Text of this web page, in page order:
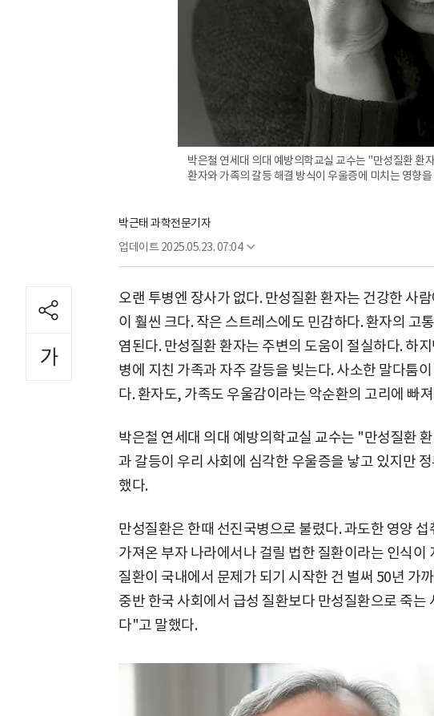
박은철 연세대 의대 예방의학교실 교수는 "만성질환 환
환자와 가족의 갈등 해결 방식이 우울증에 미치는 영향
박근태 과학전문기자
업데이트 2025.05.23. 07:04
오랜 투병엔 장사가 없다. 만성질환 환자는 건강한 사
이 훨씬 크다. 작은 스트레스에도 민감하다. 환자의 고
염된다. 만성질환 환자는 주변의 도움이 절실하다. 하
병에 지친 가족과 자주 갈등을 빚는다. 사소한 말다툼
다. 환자도, 가족도 우울감이라는 악순환의 고리에 빠
박은철 연세대 의대 예방의학교실 교수는 "만성질환
과 갈등이 우리 사회에 심각한 우울증을 낳고 있지만
했다.
만성질환은 한때 선진국병으로 불렸다. 과도한 영양 섭
가져온 부자 나라에서나 걸릴 법한 질환이라는 인식이
질환이 국내에서 문제가 되기 시작한 건 벌써 50년 가
중반 한국 사회에서 급성 질환보다 만성질환으로 죽는
다"고 말했다.